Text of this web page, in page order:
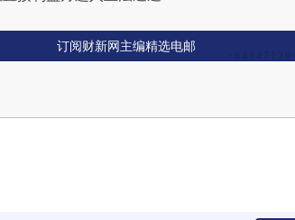
订阅财新网主编精选电邮